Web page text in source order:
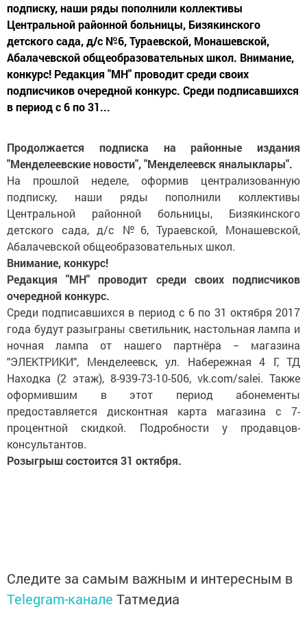
подписку, наши ряды пополнили коллективы
Центральной районной больницы, Бизякинского
детского сада, д/с №6, Тураевской, Монашевской,
Абалачевской общеобразовательных школ. Внимание,
конкурс! Редакция "МН" проводит среди своих
подписчиков очередной конкурс. Среди подписавшихся
в период с 6 по 31...
Продолжается подписка на районные издания
"Менделеевские новости", "Менделеевск яналыклары".
На прошлой неделе, оформив централизованную
подписку, наши ряды пополнили коллективы
Центральной районной больницы, Бизякинского
детского сада, д/с №6, Тураевской, Монашевской,
Абалачевской общеобразовательных школ.
Внимание, конкурс!
Редакция "МН" проводит среди своих подписчиков
очередной конкурс.
Среди подписавшихся в период с 6 по 31 октября 2017
года будут разыграны светильник, настольная лампа и
ночная лампа от нашего партнёра − магазина
"ЭЛЕКТРИКИ", Менделеевск, ул. Набережная 4 Г, ТД
Находка (2 этаж), 8-939-73-10-506, vk.com/salei. Также
оформившим в этот период абонементы
предоставляется дисконтная карта магазина с 7-
процентной скидкой. Подробности у продавцов-
консультантов.
Розыгрыш состоится 31 октября.
Следите за самым важным и интересным в
Telegram-канале Татмедиа